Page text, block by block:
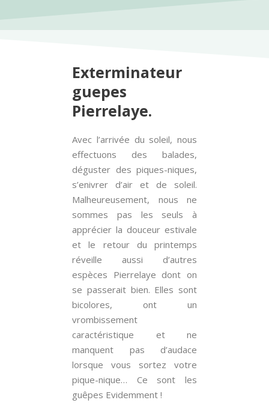
Exterminateur
guepes
Pierrelaye.
Avec l’arrivée du soleil, nous
effectuons des balades,
déguster des piques-niques,
s’enivrer d’air et de soleil.
Malheureusement, nous ne
sommes pas les seuls à
apprécier la douceur estivale
et le retour du printemps
réveille aussi d’autres
espèces Pierrelaye dont on
se passerait bien. Elles sont
bicolores, ont un
vrombissement
caractéristique et ne
manquent pas d’audace
lorsque vous sortez votre
pique-nique… Ce sont les
guêpes Evidemment !